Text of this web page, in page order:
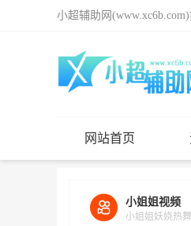
小超辅助网
网站首页
小姐姐视频
小姐姐妖娆热